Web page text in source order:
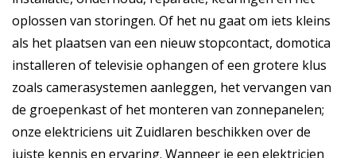
oplossen van storingen. Of het nu gaat om iets kleins
als het plaatsen van een nieuw stopcontact, domotica
installeren of televisie ophangen of een grotere klus
zoals camerasystemen aanleggen, het vervangen van
de groepenkast of het monteren van zonnepanelen;
onze elektriciens uit Zuidlaren beschikken over de
juiste kennis en ervaring. Wanneer je een elektricien